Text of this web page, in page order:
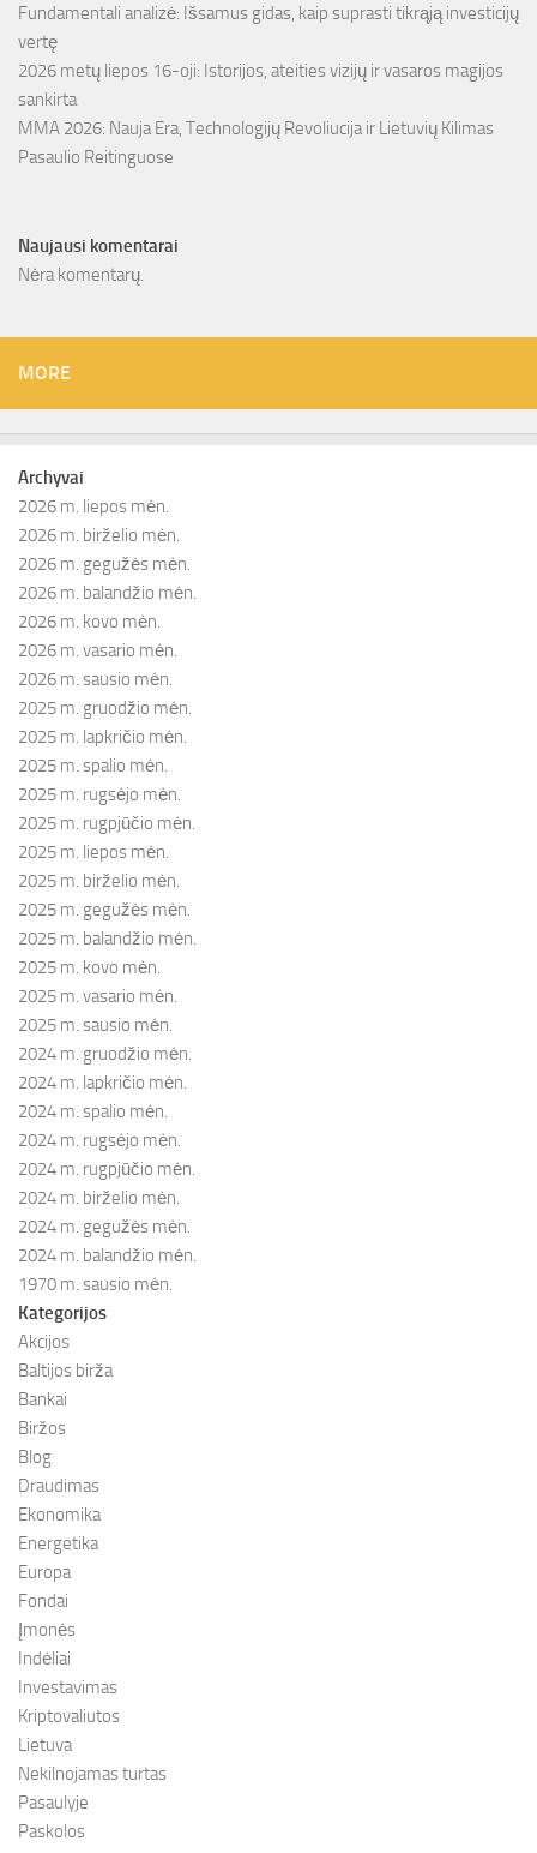
Fundamentali analizė: Išsamus gidas, kaip suprasti tikrąją investicijų
vertę
2026 metų liepos 16-oji: Istorijos, ateities vizijų ir vasaros magijos
sankirta
MMA 2026: Nauja Era, Technologijų Revoliucija ir Lietuvių Kilimas
Pasaulio Reitinguose
Naujausi komentarai
Nėra komentarų.
MORE
Archyvai
2026 m. liepos mėn.
2026 m. birželio mėn.
2026 m. gegužės mėn.
2026 m. balandžio mėn.
2026 m. kovo mėn.
2026 m. vasario mėn.
2026 m. sausio mėn.
2025 m. gruodžio mėn.
2025 m. lapkričio mėn.
2025 m. spalio mėn.
2025 m. rugsėjo mėn.
2025 m. rugpjūčio mėn.
2025 m. liepos mėn.
2025 m. birželio mėn.
2025 m. gegužės mėn.
2025 m. balandžio mėn.
2025 m. kovo mėn.
2025 m. vasario mėn.
2025 m. sausio mėn.
2024 m. gruodžio mėn.
2024 m. lapkričio mėn.
2024 m. spalio mėn.
2024 m. rugsėjo mėn.
2024 m. rugpjūčio mėn.
2024 m. birželio mėn.
2024 m. gegužės mėn.
2024 m. balandžio mėn.
1970 m. sausio mėn.
Kategorijos
Akcijos
Baltijos birža
Bankai
Biržos
Blog
Draudimas
Ekonomika
Energetika
Europa
Fondai
Įmonės
Indėliai
Investavimas
Kriptovaliutos
Lietuva
Nekilnojamas turtas
Pasaulyje
Paskolos